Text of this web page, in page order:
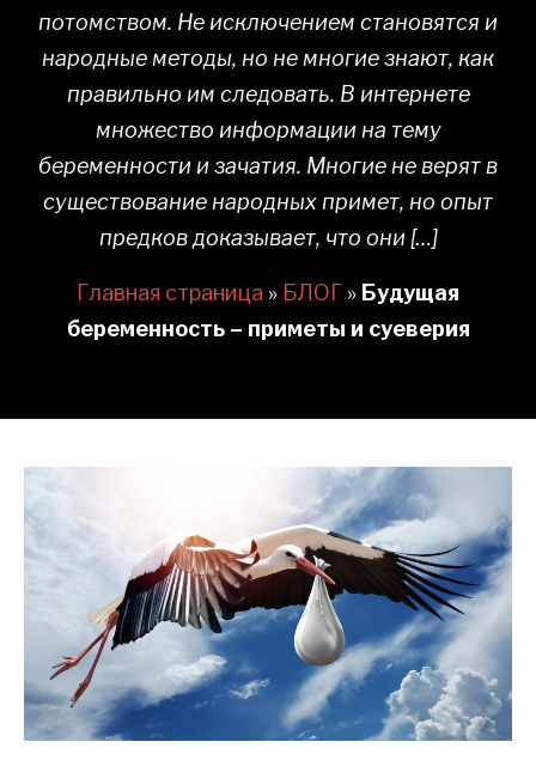
потомством. Не исключением становятся и
народные методы, но не многие знают, как
правильно им следовать. В интернете
множество информации на тему
беременности и зачатия. Многие не верят в
существование народных примет, но опыт
предков доказывает, что они […]
Главная страница » БЛОГ » Будущая
беременность – приметы и суеверия